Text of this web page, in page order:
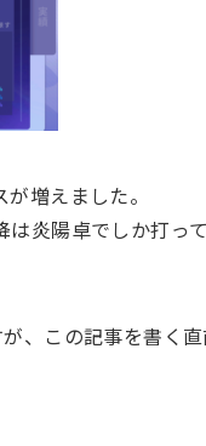
増えました。
は炎陽卓でしか打っ
、この記事を書く